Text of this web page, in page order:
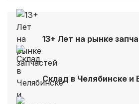
13+ Лет на рынке
Склад в Челябинске и